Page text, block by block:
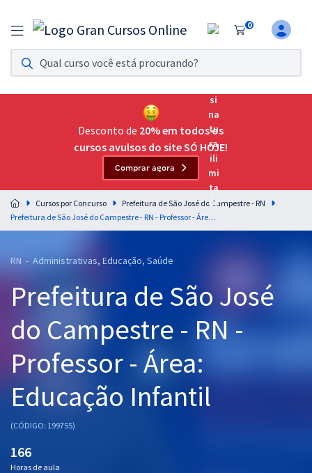
0
Assinatura Ilimitada 11
Acesso a todos os cursos. Teste grátis por 7 dias!
Assinatura OAB Até Passar
Acesso ilimitado a toda preparação para o Exame da
Residências Multiprofissionais
Preparação completa e intensiva para as principais
residências em saúde do Brasil
Cursos 20% OFF
Pós
Graduação
OAB
Questões grátis
Desconto de 20% em todos os
cursos avulsos do site SÓ HOJE!
Comprar agora
Cursos por Concurso
Prefeitura de São José do Campestre - RN
Prefeitura de São José do Campestre - RN - Professor - Área: Educação Infantil
RN - Administrativas, Educação, Saúde
Prefeitura de São José
do Campestre - RN -
Professor - Área:
Educação Infantil
(CÓDIGO: 199755)
166
Horas de aula